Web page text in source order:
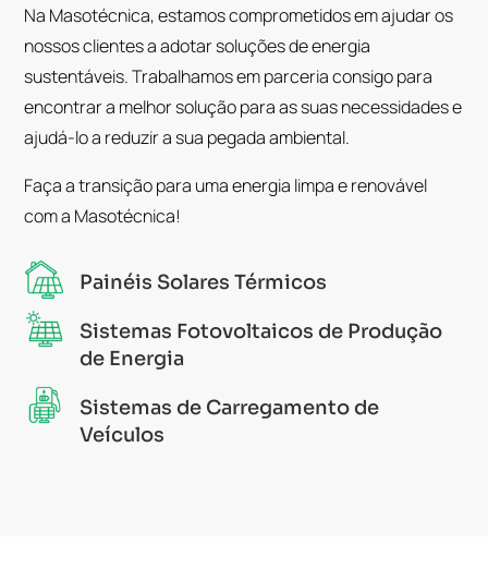
Na Masotécnica, estamos comprometidos em ajudar os
nossos clientes a adotar soluções de energia
sustentáveis. Trabalhamos em parceria consigo para
encontrar a melhor solução para as suas necessidades e
ajudá-lo a reduzir a sua pegada ambiental.
Faça a transição para uma energia limpa e renovável
com a Masotécnica!
Painéis Solares Térmicos
Sistemas Fotovoltaicos de Produção
de Energia
Sistemas de Carregamento de
Veículos